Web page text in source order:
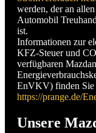
werden, der an
Automobil
ist.
Informationen zur
KFZ-Steuer und
verfügbaren
EnVKV) finden Sie
https://prange.de/
Unsere